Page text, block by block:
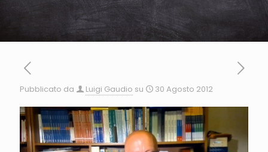
Pubblicato da Luigi Gaudio su 30 Agosto 2012